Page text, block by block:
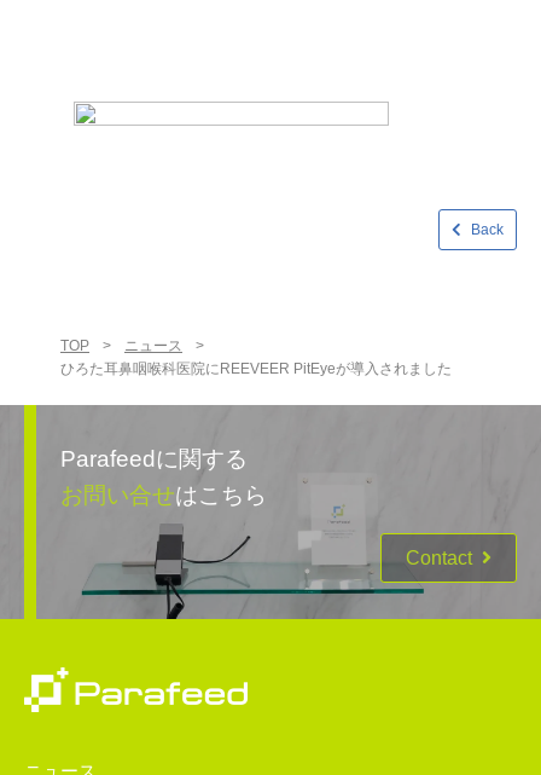
Back
TOP > ニュース
>
ひろた耳鼻咽喉科医院にREEVEER PitEyeが導入されました
Parafeedに関する
お問い合せはこちら
Contact